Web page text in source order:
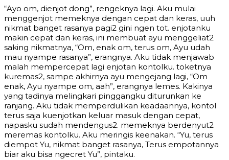
“Ayo om, dienjot dong”, rengeknya lagi. Aku mulai
menggenjot memeknya dengan cepat dan keras, uuh
nikmat banget rasanya pagi2 gini ngen tot. enjotanku
makin cepat dan keras, ini membuat ayu menggeliat2
saking nikmatnya, “Om, enak om, terus om, Ayu udah
mau nyampe rasanya”, erangnya. Aku tidak menjawab
malah mempercepat lagi enjotan kontolku. toketnya
kuremas2, sampe akhirnya ayu mengejang lagi, “Om
enak, Ayu nyampe om, aah”, erangnya lemes. Kakinya
yang tadinya melingkari pinggangku diturunkan ke
ranjang. Aku tidak memperdulikan keadaannya, kontol
terus saja kuenjotkan keluar masuk dengan cepat,
napasku sudah mendengus2. memeknya berdenyut2
meremas kontolku. Aku meringis keenakan. “Yu, terus
diempot Yu, nikmat banget rasanya, Terus empotannya
biar aku bisa ngecret Yu”, pintaku.